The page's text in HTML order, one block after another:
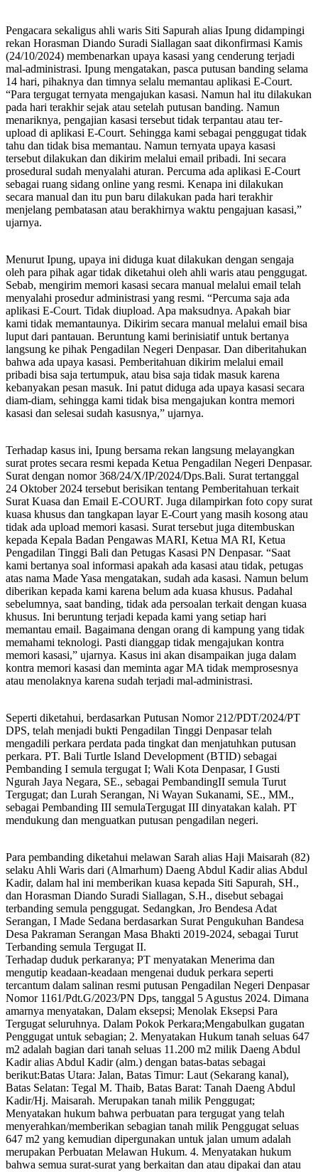
Pengacara sekaligus ahli waris Siti Sapurah alias Ipung didampingi
rekan Horasman Diando Suradi Siallagan saat dikonfirmasi Kamis
(24/10/2024) membenarkan upaya kasasi yang cenderung terjadi
mal-administrasi. Ipung mengatakan, pasca putusan banding selama
14 hari, pihaknya dan timnya selalu memantau aplikasi E-Court.
“Para tergugat ternyata mengajukan kasasi. Namun hal itu dilakukan
pada hari terakhir sejak atau setelah putusan banding. Namun
menariknya, pengajian kasasi tersebut tidak terpantau atau ter-
upload di aplikasi E-Court. Sehingga kami sebagai penggugat tidak
tahu dan tidak bisa memantau. Namun ternyata upaya kasasi
tersebut dilakukan dan dikirim melalui email pribadi. Ini secara
prosedural sudah menyalahi aturan. Percuma ada aplikasi E-Court
sebagai ruang sidang online yang resmi. Kenapa ini dilakukan
secara manual dan itu pun baru dilakukan pada hari terakhir
menjelang pembatasan atau berakhirnya waktu pengajuan kasasi,”
ujarnya.
Menurut Ipung, upaya ini diduga kuat dilakukan dengan sengaja
oleh para pihak agar tidak diketahui oleh ahli waris atau penggugat.
Sebab, mengirim memori kasasi secara manual melalui email telah
menyalahi prosedur administrasi yang resmi. “Percuma saja ada
aplikasi E-Court. Tidak diupload. Apa maksudnya. Apakah biar
kami tidak memantaunya. Dikirim secara manual melalui email bisa
luput dari pantauan. Beruntung kami berinisiatif untuk bertanya
langsung ke pihak Pengadilan Negeri Denpasar. Dan diberitahukan
bahwa ada upaya kasasi. Pemberitahuan dikirim melalui email
pribadi bisa saja tertumpuk, atau bisa saja tidak masuk karena
kebanyakan pesan masuk. Ini patut diduga ada upaya kasasi secara
diam-diam, sehingga kami tidak bisa mengajukan kontra memori
kasasi dan selesai sudah kasusnya,” ujarnya.
Terhadap kasus ini, Ipung bersama rekan langsung melayangkan
surat protes secara resmi kepada Ketua Pengadilan Negeri Denpasar.
Surat dengan nomor 368/24/X/IP/2024/Dps.Bali. Surat tertanggal
24 Oktober 2024 tersebut berisikan tentang Pemberitahuan terkait
Surat Kuasa dan Email E-COURT. Juga dilampirkan foto copy surat
kuasa khusus dan tangkapan layar E-Court yang masih kosong atau
tidak ada upload memori kasasi. Surat tersebut juga ditembuskan
kepada Kepala Badan Pengawas MARI, Ketua MA RI, Ketua
Pengadilan Tinggi Bali dan Petugas Kasasi PN Denpasar. “Saat
kami bertanya soal informasi apakah ada kasasi atau tidak, petugas
atas nama Made Yasa mengatakan, sudah ada kasasi. Namun belum
diberikan kepada kami karena belum ada kuasa khusus. Padahal
sebelumnya, saat banding, tidak ada persoalan terkait dengan kuasa
khusus. Ini beruntung terjadi kepada kami yang setiap hari
memantau email. Bagaimana dengan orang di kampung yang tidak
memahami teknologi. Pasti dianggap tidak mengajukan kontra
memori kasasi,” ujarnya. Kasus ini akan disampaikan juga dalam
kontra memori kasasi dan meminta agar MA tidak memprosesnya
atau menolaknya karena sudah terjadi mal-administrasi.
Seperti diketahui, berdasarkan Putusan Nomor 212/PDT/2024/PT
DPS, telah menjadi bukti Pengadilan Tinggi Denpasar telah
mengadili perkara perdata pada tingkat dan menjatuhkan putusan
perkara. PT. Bali Turtle Island Development (BTID) sebagai
Pembanding I semula tergugat I; Wali Kota Denpasar, I Gusti
Ngurah Jaya Negara, SE., sebagai PembandingII semula Turut
Tergugat; dan Lurah Serangan, Ni Wayan Sukanami, SE., MM.,
sebagai Pembanding III semulaTergugat III dinyatakan kalah. PT
mendukung dan menguatkan putusan pengadilan negeri.
Para pembanding diketahui melawan Sarah alias Haji Maisarah (82)
selaku Ahli Waris dari (Almarhum) Daeng Abdul Kadir alias Abdul
Kadir, dalam hal ini memberikan kuasa kepada Siti Sapurah, SH.,
dan Horasman Diando Suradi Siallagan, S.H., disebut sebagai
terbanding semula penggugat. Sedangkan, Jro Bendesa Adat
Serangan, I Made Sedana berdasarkan Surat Pengukuhan Bandesa
Desa Pakraman Serangan Masa Bhakti 2019-2024, sebagai Turut
Terbanding semula Tergugat II.
Terhadap duduk perkaranya; PT menyatakan Menerima dan
mengutip keadaan-keadaan mengenai duduk perkara seperti
tercantum dalam salinan resmi putusan Pengadilan Negeri Denpasar
Nomor 1161/Pdt.G/2023/PN Dps, tanggal 5 Agustus 2024. Dimana
amarnya menyatakan, Dalam eksepsi; Menolak Eksepsi Para
Tergugat seluruhnya. Dalam Pokok Perkara;Mengabulkan gugatan
Penggugat untuk sebagian; 2. Menyatakan Hukum tanah seluas 647
m2 adalah bagian dari tanah seluas 11.200 m2 milik Daeng Abdul
Kadir alias Abdul Kadir (alm.) dengan batas-batas sebagai
berikut:Batas Utara: Jalan, Batas Timur: Laut (Sekarang kanal),
Batas Selatan: Tegal M. Thaib, Batas Barat: Tanah Daeng Abdul
Kadir/Hj. Maisarah. Merupakan tanah milik Penggugat;
Menyatakan hukum bahwa perbuatan para tergugat yang telah
menyerahkan/memberikan sebagian tanah milik Penggugat seluas
647 m2 yang kemudian dipergunakan untuk jalan umum adalah
merupakan Perbuatan Melawan Hukum. 4. Menyatakan hukum
bahwa semua surat-surat yang berkaitan dan atau dipakai dan atau